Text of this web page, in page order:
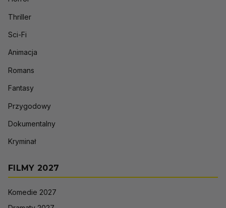
Thriller
Sci-Fi
Animacja
Romans
Fantasy
Przygodowy
Dokumentalny
Kryminał
FILMY 2027
Komedie 2027